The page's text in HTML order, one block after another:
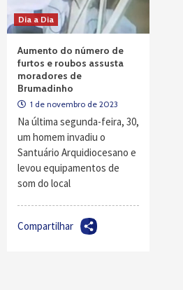
Dia a Dia
Aumento do número de
furtos e roubos assusta
moradores de
Brumadinho
1 de novembro de 2023
Na última segunda-feira, 30,
um homem invadiu o
Santuário Arquidiocesano e
levou equipamentos de
som do local
Compartilhar